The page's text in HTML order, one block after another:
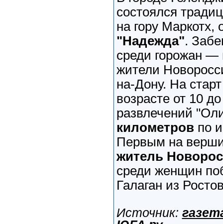
состоялся
на гору Маркотх,
"Надежда".
среди горожан —
жители
на-Дону. На
возрасте от 10
развлечений
километров по
Первым на
житель
среди женщин
Галаган из
Источник: